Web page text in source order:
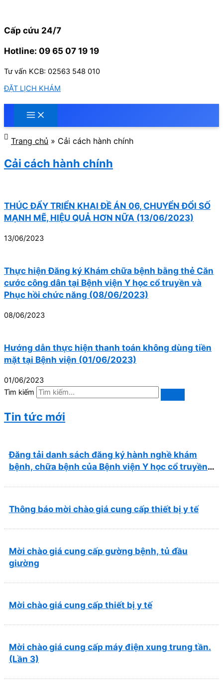
nội
Cấp cứu 24/7
Hotline: 09 65 07 19 19
Tư vấn KCB: 02563 548 010
ĐẶT LỊCH KHÁM
Trang chủ » Cải cách hành chính
Cải cách hành chính
THÚC ĐẨY TRIỂN KHAI ĐỀ ÁN 06, CHUYỂN ĐỔI SỐ
MẠNH MẼ, HIỆU QUẢ HƠN NỮA (13/06/2023)
13/06/2023
Thực hiện Đăng ký Khám chữa bệnh bằng thẻ Căn
cước công dân tại Bệnh viện Y học cổ truyền và
Phục hồi chức năng (08/06/2023)
08/06/2023
Hướng dẫn thực hiện thanh toán không dùng tiền
mặt tại Bệnh viện (01/06/2023)
01/06/2023
Tìm kiếm
Tin tức mới
Đăng tải danh sách đăng ký hành nghề khám
bệnh, chữa bệnh của Bệnh viện Y học cổ truyền
Thông báo mời chào giá cung cấp thiết bị y tế
Mời chào giá cung cấp gường bệnh, tủ đầu
giường
Mời chào giá cung cấp thiết bị y tế
Mời chào giá cung cấp máy điện xung trung tần.
(Lần 3)